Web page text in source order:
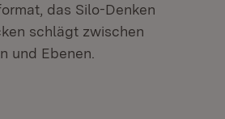
das Silo-Denken
schlägt zwischen
und Ebenen.